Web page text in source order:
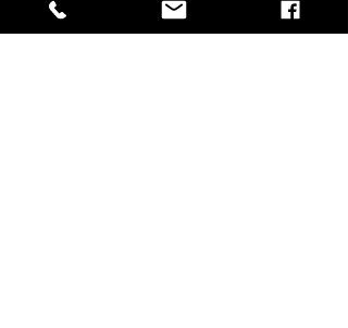
gebruiken bij BASE het volgende
apparaat: